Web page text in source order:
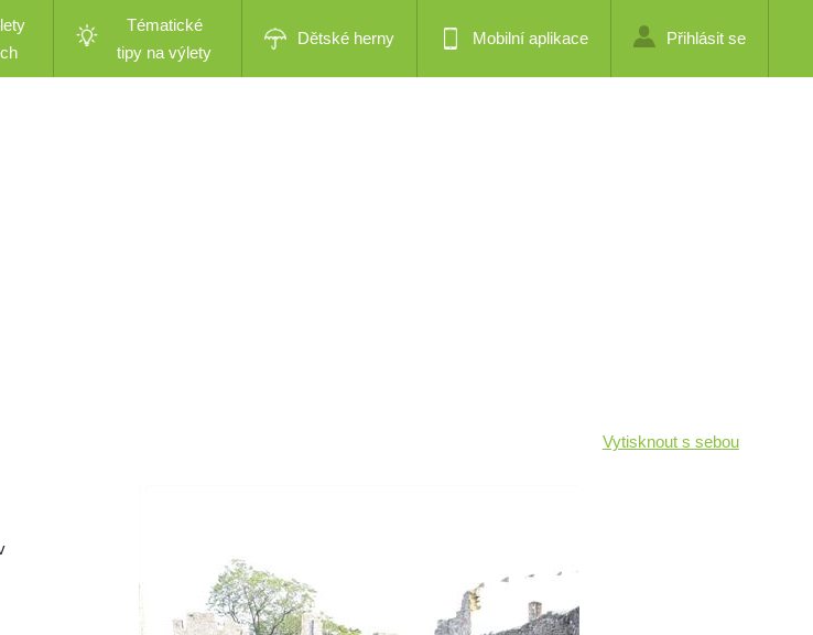
Tématické
tipy na výlety
Dětské herny Mobilní aplikace Přihlásit se
Vytisknout s sebou